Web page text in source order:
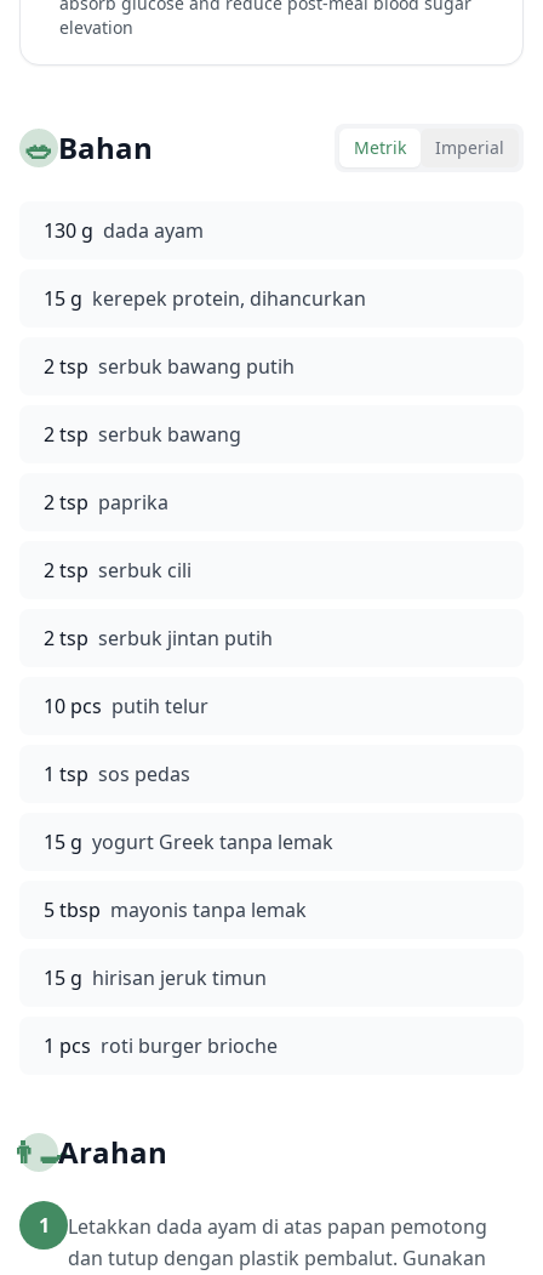
elevation
🥗Bahan Metrik Imperial
130 g dada ayam
15 g kerepek protein, dihancurkan
2 tsp serbuk bawang putih
2 tsp serbuk bawang
2 tsp paprika
2 tsp serbuk cili
2 tsp serbuk jintan putih
10 pcs putih telur
1 tsp sos pedas
15 g yogurt Greek tanpa lemak
5 tbsp mayonis tanpa lemak
15 g hirisan jeruk timun
1 pcs roti burger brioche
👨‍🍳Arahan
1
Letakkan dada ayam di atas papan pemotong
dan tutup dengan plastik pembalut. Gunakan